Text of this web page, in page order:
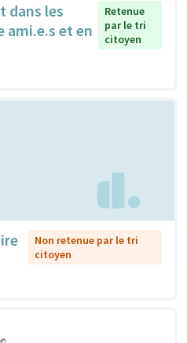
dans les
et en
Retenue
par le tri
citoyen
Non retenue par le tri
citoyen